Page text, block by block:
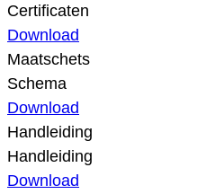
Certificaten
Download
Maatschets
Schema
Download
Handleiding
Handleiding
Download